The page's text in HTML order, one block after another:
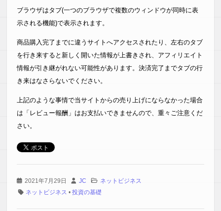
ブラウザはタブ(一つのブラウザで複数のウィンドウが同時に表
示される機能)で表示されます。
商品購入完了までに違うサイトへアクセスされたり、左右のタブ
を行き来すると新しく開いた情報が上書きされ、アフィリエイト
情報が引き継がれない可能性があります。決済完了までタブの行
き来はなさらないでください。
上記のような事情で当サイトからの売り上げにならなかった場合
は「レビュー報酬」はお支払いできませんので、重々ご注意くだ
さい。
2021年7月29日 JC
ネットビジネス
ネットビジネス • 投資の基礎